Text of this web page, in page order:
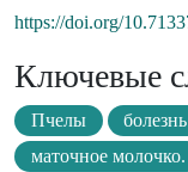
https://doi.org/
Ключевые
Пчелы болезнь
маточное молочко.